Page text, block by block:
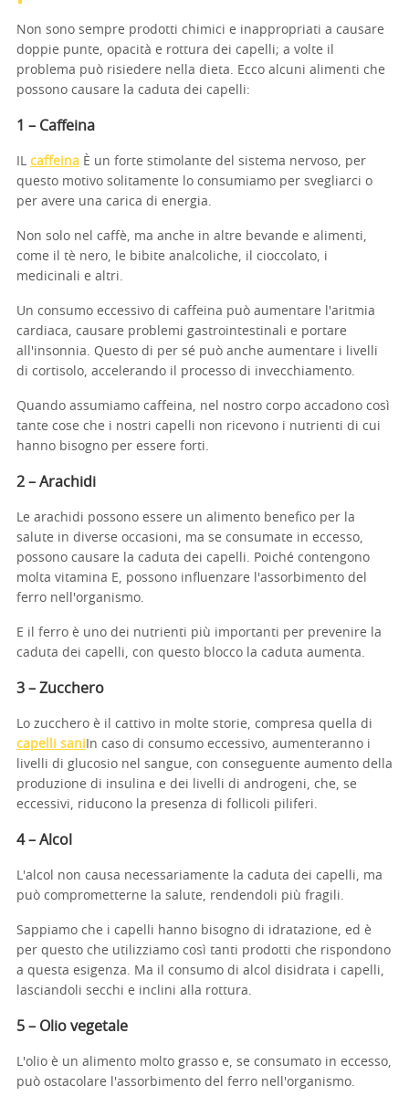
Non sono sempre prodotti chimici e inappropriati a causare
doppie punte, opacità e rottura dei capelli; a volte il
problema può risiedere nella dieta. Ecco alcuni alimenti che
possono causare la caduta dei capelli:
1 – Caffeina
caffeina È un forte stimolante del sistema nervoso, per
questo motivo solitamente lo consumiamo per svegliarci o
per avere una carica di energia.
Non solo nel caffè, ma anche in altre bevande e alimenti,
come il tè nero, le bibite analcoliche, il cioccolato, i
medicinali e altri.
Un consumo eccessivo di caffeina può aumentare l'aritmia
cardiaca, causare problemi gastrointestinali e portare
all'insonnia. Questo di per sé può anche aumentare i livelli
di cortisolo, accelerando il processo di invecchiamento.
Quando assumiamo caffeina, nel nostro corpo accadono così
tante cose che i nostri capelli non ricevono i nutrienti di cui
hanno bisogno per essere forti.
2 – Arachidi
Le arachidi possono essere un alimento benefico per la
salute in diverse occasioni, ma se consumate in eccesso,
possono causare la caduta dei capelli. Poiché contengono
molta vitamina E, possono influenzare l'assorbimento del
ferro nell'organismo.
E il ferro è uno dei nutrienti più importanti per prevenire la
caduta dei capelli, con questo blocco la caduta aumenta.
3 – Zucchero
Lo zucchero è il cattivo in molte storie, compresa quella di
capelli sani In caso di consumo eccessivo, aumenteranno i
livelli di glucosio nel sangue, con conseguente aumento della
produzione di insulina e dei livelli di androgeni, che, se
eccessivi, riducono la presenza di follicoli piliferi.
4 – Alcol
L'alcol non causa necessariamente la caduta dei capelli, ma
può comprometterne la salute, rendendoli più fragili.
Sappiamo che i capelli hanno bisogno di idratazione, ed è
per questo che utilizziamo così tanti prodotti che rispondono
a questa esigenza. Ma il consumo di alcol disidrata i capelli,
lasciandoli secchi e inclini alla rottura.
5 – Olio vegetale
L'olio è un alimento molto grasso e, se consumato in eccesso,
può ostacolare l'assorbimento del ferro nell'organismo.